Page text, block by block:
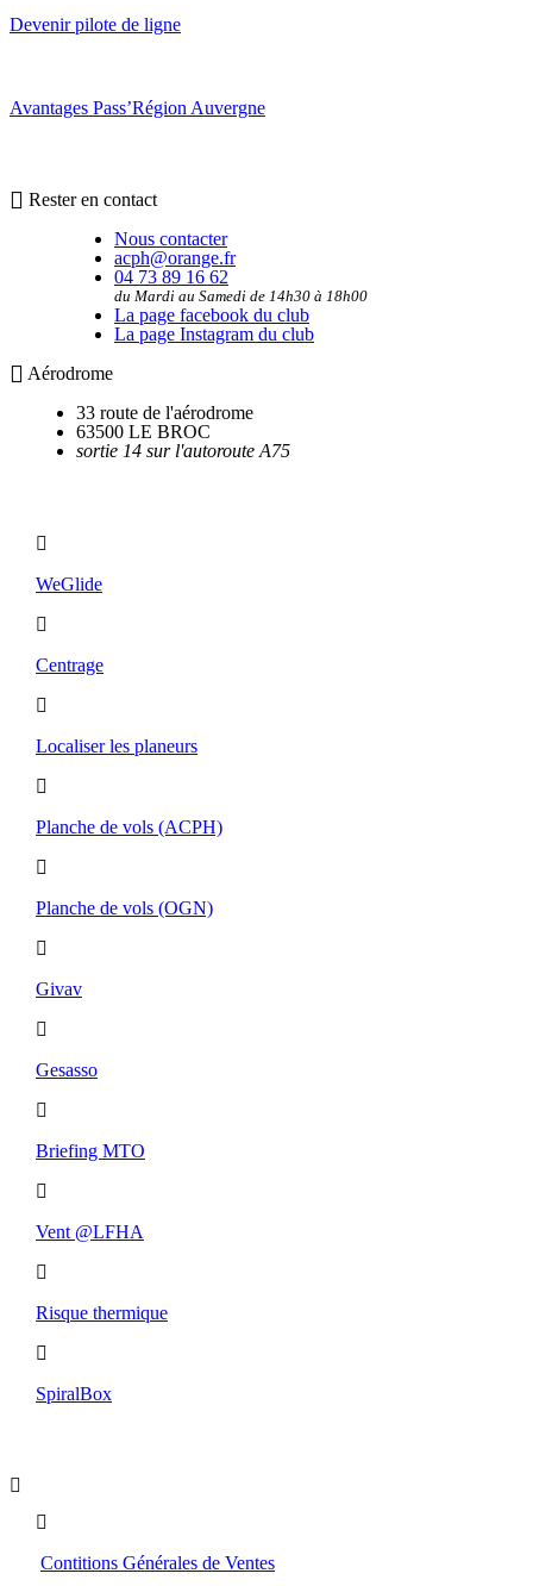
Devenir pilote de ligne
Avantages Pass’Région Auvergne
Rester en contact
Nous contacter
acph@orange.fr
04 73 89 16 62
du Mardi au Samedi de 14h30 à 18h00
La page facebook du club
La page Instagram du club
Aérodrome
33 route de l'aérodrome
63500 LE BROC
sortie 14 sur l'autoroute A75
WeGlide
Centrage
Localiser les planeurs
Planche de vols (ACPH)
Planche de vols (OGN)
Givav
Gesasso
Briefing MTO
Vent @LFHA
Risque thermique
SpiralBox
Contitions Générales de Ventes